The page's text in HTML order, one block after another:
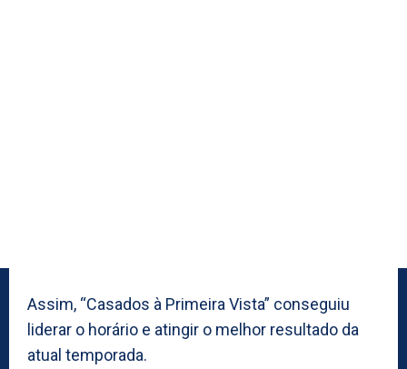
Assim, “Casados à Primeira Vista” conseguiu
liderar o horário e atingir o melhor resultado da
atual temporada.